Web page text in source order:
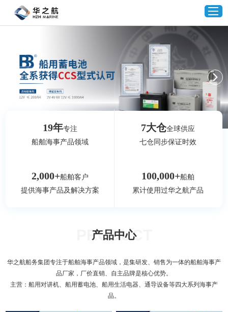
首页
新闻资讯
19年专注
船舶海事产品领域
7大仓全球供应
七仓同步保证时效
2,000+船舶客户
提供海事产品及解决方案
100,000+船舶
累计使用过华之航产品
产品中心
PRODUCT
华之航船务集团专注于船舶海事产品领域，是集研发、销售为一体的船舶海事产
品厂家，厂价直销、自主品牌是核心优势。
主营：船用对讲机、船用蓄电池、船用生活电器、通导设备等四大系列海事产
品。